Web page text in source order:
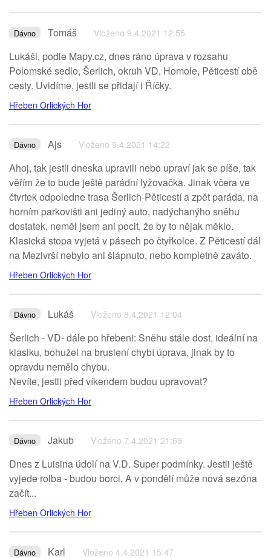
Dávno Tomáš Vloženo 9.4.2021 12:55
Lukáši, podle Mapy.cz, dnes ráno úprava v rozsahu
Polomské sedlo, Šerlich, okruh VD, Homole, Pěticestí obě
cesty. Uvidíme, jestli se přidají i Říčky.
Hřeben Orlických Hor
Dávno Ajs Vloženo 9.4.2021 14:22
Ahoj, tak jestli dneska upravili nebo upraví jak se píše, tak
věřím že to bude ještě parádní lyžovačka. Jinak včera ve
čtvrtek odpoledne trasa Šerlich-Pěticestí a zpět paráda, na
horním parkovišti ani jediný auto, nadýchanýho sněhu
dostatek, neměl jsem ani pocit, že by to nějak měklo.
Klasická stopa vyjetá v pásech po čtyřkolce. Z Pěticestí dál
na Mezivrší nebylo ani šlápnuto, nebo kompletně zaváto.
Hřeben Orlických Hor
Dávno Lukáš Vloženo 8.4.2021 12:04
Šerlich - VD- dále po hřebeni: Sněhu stále dost, ideální na
klasiku, bohužel na bruslení chybí úprava, jinak by to
opravdu nemělo chybu.
Nevíte, jestli před víkendem budou upravovat?
Hřeben Orlických Hor
Dávno Jakub Vloženo 7.4.2021 21:59
Dnes z Luisina údolí na V.D. Super podmínky. Jestli ještě
vyjede rolba - budou borci. A v pondělí může nová sezóna
začít...
Hřeben Orlických Hor
Dávno Karl Vloženo 4.4.2021 15:47